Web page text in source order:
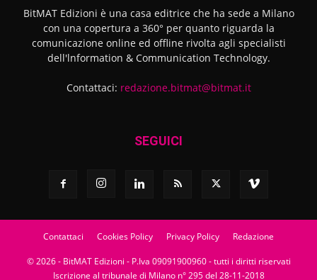
BitMAT Edizioni è una casa editrice che ha sede a Milano
con una copertura a 360° per quanto riguarda la
comunicazione online ed offline rivolta agli specialisti
dell'lnformation & Communication Technology.
Contattaci: redazione.bitmat@bitmat.it
SEGUICI
Contattaci Cookies Policy Privacy Policy Redazione
© 2026 - BitMAT Edizioni - P.Iva 09091900960 - tutti i diritti riservati
Iscrizione al tribunale di Milano n° 295 del 28-11-2018